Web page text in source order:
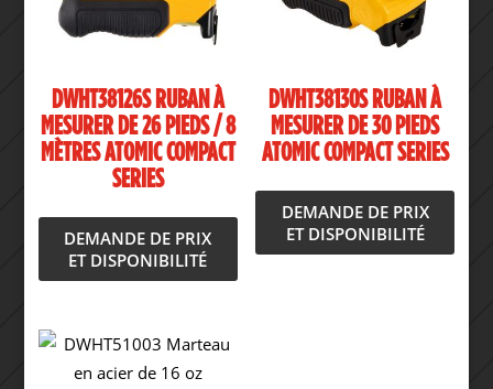
DWHT38126S RUBAN À
MESURER DE 26 PIEDS / 8
MÈTRES ATOMIC COMPACT
SERIES
DEMANDE DE PRIX
ET DISPONIBILITÉ
DWHT38130S RUBAN À
MESURER DE 30 PIEDS
ATOMIC COMPACT SERIES
DEMANDE DE PRIX
ET DISPONIBILITÉ